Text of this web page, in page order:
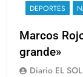
DEPORTES
Marcos
grande»
Diario EL SOL